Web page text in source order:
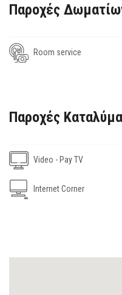
Παροχές
Room service
Παροχές
Video - Pay TV
Internet Corner